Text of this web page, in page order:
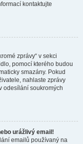
kontaktujte
zprávy“ v sekci
pomocí kterého budou
smazány. Pokud
nahlaste zprávy
odesílání soukromých
urážlivý email!
emailů používaný na